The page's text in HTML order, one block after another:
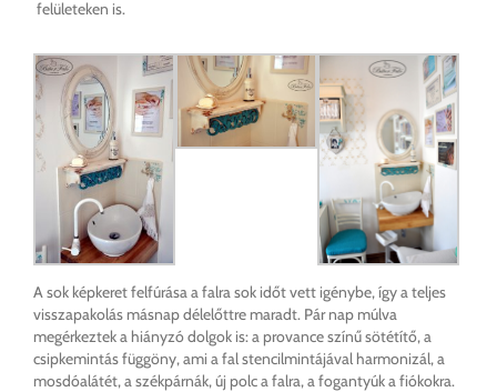
felületeken is.
A sok képkeret felfúrása a falra sok időt vett igénybe, így a teljes
visszapakolás másnap délelőttre maradt. Pár nap múlva
megérkeztek a hiányzó dolgok is: a provance színű sötétítő, a
csipkemintás függöny, ami a fal stencilmintájával harmonizál, a
mosdóalátét, a székpárnák, új polc a falra, a fogantyúk a fiókokra.